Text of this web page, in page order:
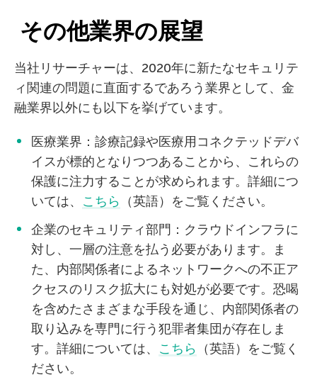
その他業界の展望
当社リサーチャーは、2020年に新たなセキュリテ
ィ関連の問題に直面するであろう業界として、金
融業界以外にも以下を挙げています。
医療業界：診療記録や医療用コネクテッドデバ
イスが標的となりつつあることから、これらの
保護に注力することが求められます。詳細につ
いては、 こちら （英語）をご覧ください。
企業のセキュリティ部門：クラウドインフラに
対し、一層の注意を払う必要があります。ま
た、内部関係者によるネットワークへの不正ア
クセスのリスク拡大にも対処が必要です。恐喝
を含めたさまざまな手段を通じ、内部関係者の
取り込みを専門に行う犯罪者集団が存在しま
す。詳細については、 こちら （英語）をご覧く
ださい。